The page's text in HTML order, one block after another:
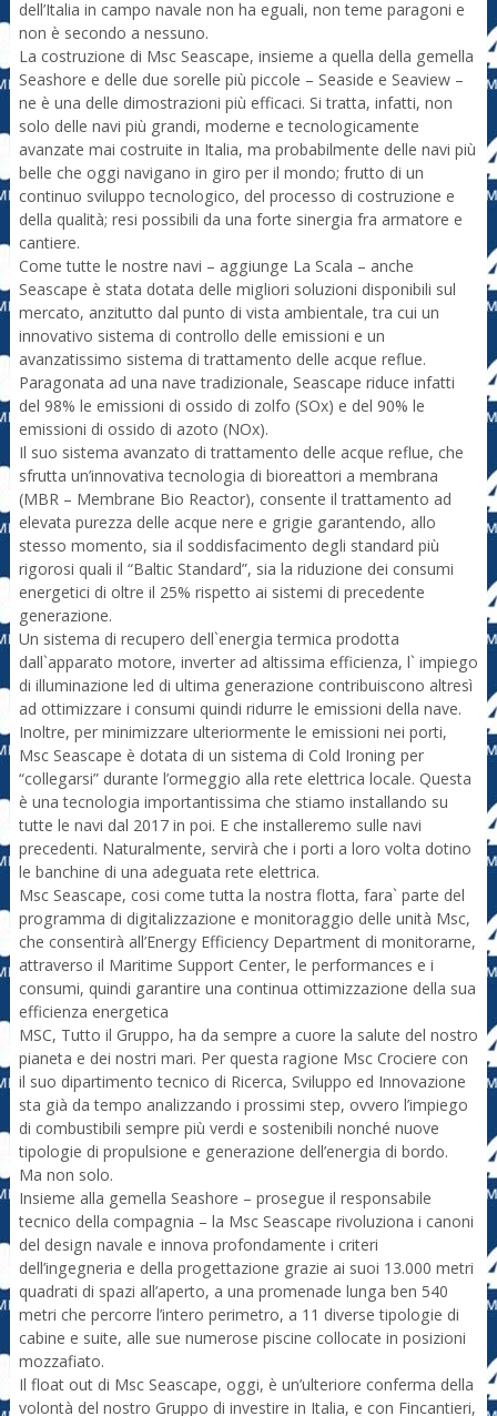
dell’Italia in campo navale non ha eguali, non teme paragoni e
non è secondo a nessuno.
La costruzione di Msc Seascape, insieme a quella della gemella
Seashore e delle due sorelle più piccole – Seaside e Seaview –
ne è una delle dimostrazioni più efficaci. Si tratta, infatti, non
solo delle navi più grandi, moderne e tecnologicamente
avanzate mai costruite in Italia, ma probabilmente delle navi più
belle che oggi navigano in giro per il mondo; frutto di un
continuo sviluppo tecnologico, del processo di costruzione e
della qualità; resi possibili da una forte sinergia fra armatore e
cantiere.
Come tutte le nostre navi – aggiunge La Scala – anche
Seascape è stata dotata delle migliori soluzioni disponibili sul
mercato, anzitutto dal punto di vista ambientale, tra cui un
innovativo sistema di controllo delle emissioni e un
avanzatissimo sistema di trattamento delle acque reflue.
Paragonata ad una nave tradizionale, Seascape riduce infatti
del 98% le emissioni di ossido di zolfo (SOx) e del 90% le
emissioni di ossido di azoto (NOx).
Il suo sistema avanzato di trattamento delle acque reflue, che
sfrutta un’innovativa tecnologia di bioreattori a membrana
(MBR – Membrane Bio Reactor), consente il trattamento ad
elevata purezza delle acque nere e grigie garantendo, allo
stesso momento, sia il soddisfacimento degli standard più
rigorosi quali il “Baltic Standard”, sia la riduzione dei consumi
energetici di oltre il 25% rispetto ai sistemi di precedente
generazione.
Un sistema di recupero dell`energia termica prodotta
dall`apparato motore, inverter ad altissima efficienza, l` impiego
di illuminazione led di ultima generazione contribuiscono altresì
ad ottimizzare i consumi quindi ridurre le emissioni della nave.
Inoltre, per minimizzare ulteriormente le emissioni nei porti,
Msc Seascape è dotata di un sistema di Cold Ironing per
“collegarsi” durante l’ormeggio alla rete elettrica locale. Questa
è una tecnologia importantissima che stiamo installando su
tutte le navi dal 2017 in poi. E che installeremo sulle navi
precedenti. Naturalmente, servirà che i porti a loro volta dotino
le banchine di una adeguata rete elettrica.
Msc Seascape, cosi come tutta la nostra flotta, fara` parte del
programma di digitalizzazione e monitoraggio delle unità Msc,
che consentirà all’Energy Efficiency Department di monitorarne,
attraverso il Maritime Support Center, le performances e i
consumi, quindi garantire una continua ottimizzazione della sua
efficienza energetica
MSC, Tutto il Gruppo, ha da sempre a cuore la salute del nostro
pianeta e dei nostri mari. Per questa ragione Msc Crociere con
il suo dipartimento tecnico di Ricerca, Sviluppo ed Innovazione
sta già da tempo analizzando i prossimi step, ovvero l’impiego
di combustibili sempre più verdi e sostenibili nonché nuove
tipologie di propulsione e generazione dell’energia di bordo.
Ma non solo.
Insieme alla gemella Seashore – prosegue il responsabile
tecnico della compagnia – la Msc Seascape rivoluziona i canoni
del design navale e innova profondamente i criteri
dell’ingegneria e della progettazione grazie ai suoi 13.000 metri
quadrati di spazi all’aperto, a una promenade lunga ben 540
metri che percorre l’intero perimetro, a 11 diverse tipologie di
cabine e suite, alle sue numerose piscine collocate in posizioni
mozzafiato.
Il float out di Msc Seascape, oggi, è un’ulteriore conferma della
volontà del nostro Gruppo di investire in Italia, e con Fincantieri,